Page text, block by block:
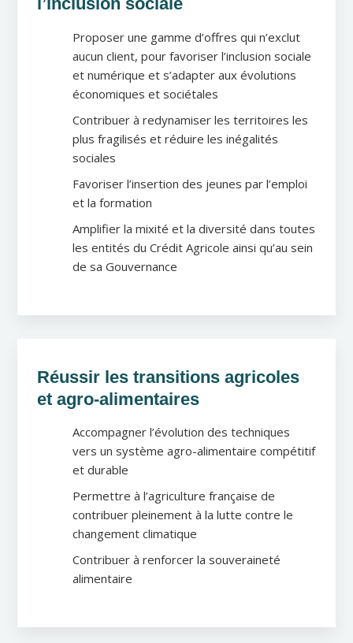
Proposer une gamme d’offres qui n’exclut
aucun client, pour favoriser l’inclusion sociale
et numérique et s’adapter aux évolutions
économiques et sociétales
Contribuer à redynamiser les territoires les
plus fragilisés et réduire les inégalités
sociales
Favoriser l’insertion des jeunes par l’emploi
et la formation
Amplifier la mixité et la diversité dans toutes
les entités du Crédit Agricole ainsi qu’au sein
de sa Gouvernance
Réussir les transitions agricoles
et agro-alimentaires
Accompagner l’évolution des techniques
vers un système agro-alimentaire compétitif
et durable
Permettre à l’agriculture française de
contribuer pleinement à la lutte contre le
changement climatique
Contribuer à renforcer la souveraineté
alimentaire